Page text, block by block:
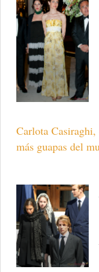
Carlota Casiraghi,
más guapas del